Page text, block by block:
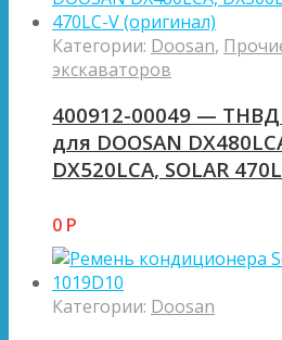
Категории: Doosan,
экскаваторов
400912-00049 —
для DOOSAN
DX520LCA, SOLAR
0 Р
Категории: Doosan